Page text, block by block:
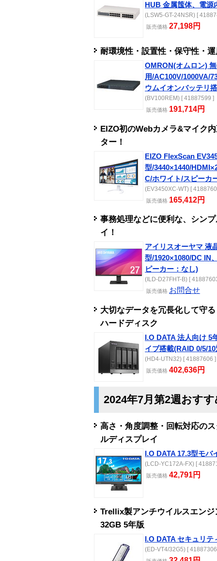
HUB 金属筺体、電源
(LSW5-GT-24NSR) [
販売価格 27,198円
耐環境性・設置性・保守性・
OMRON(オムロン)
用/AC100V/1000VA/
ウムイオンバッテリ
(BV100REM) [ 41887599 ]
販売価格 191,714円
EIZO初のWebカメラ&マイク
ター！
EIZO FlexScan
型/3440×1440/
C/ホワイト/スピーカ
(EV3450XC-WT) [
販売価格 165,412円
事務処理などに便利な、シン
イ！
アイリスオーヤマ 液
型/1920×1080/DC IN
ピーカー：なし)
(ILD-D27FHT-B) [
販売価格 お問合せ
大切なデータを冗長化して守
ハードディスク
I.O DATA 法人向け
イブ搭載(RAID 0/5/
(HD4-UTN32) [ 41887606 ]
販売価格 402,636円
2024年7月第2週おす
高さ・角度調整・回転対応の
ルディスプレイ
I.O DATA 17.3型モ
(LCD-YC172A-FX) [
販売価格 42,791円
Trellix製アンチウイルスエン
32GB 5年版
I.O DATA セキュリ
(ED-VT4/32G5) [